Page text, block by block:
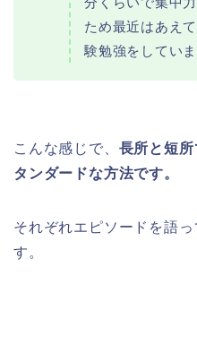
ため最近はあえ
験勉強をしていま
こんな感じで、 長所と短
タンダードな方法です。
それぞれエピソードを語
す。